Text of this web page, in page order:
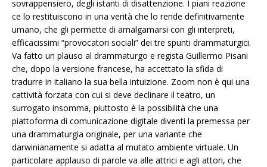
sovrappensiero, degli istanti di disattenzione. I piani reazione
ce lo restituiscono in una verità che lo rende definitivamente
umano, che gli permette di amalgamarsi con gli interpreti,
efficacissimi “provocatori sociali” dei tre spunti drammaturgici.
Va fatto un plauso al drammaturgo e regista Guillermo Pisani
che, dopo la versione francese, ha accettato la sfida di
tradurre in italiano la sua bella intuizione. Zoom non è qui una
cattività forzata con cui si deve declinare il teatro, un
surrogato insomma, piuttosto è la possibilità che una
piattoforma di comunicazione digitale diventi la premessa per
una drammaturgia originale, per una variante che
darwinianamente si adatta al mutato ambiente virtuale. Un
particolare applauso di parole va alle attrici e agli attori, che